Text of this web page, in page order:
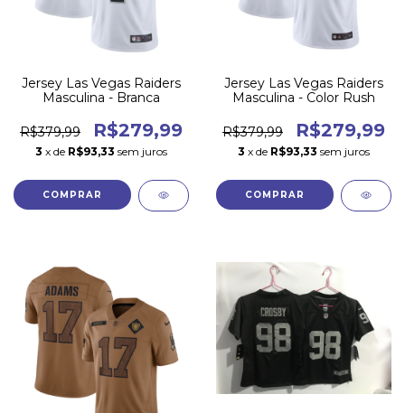
Jersey Las Vegas Raiders
Masculina - Branca
R$379,99 R$279,99
3 x de R$93,33 sem juros
COMPRAR
Jersey Las Vegas Raiders
Masculina - Color Rush
R$379,99 R$279,99
3 x de R$93,33 sem juros
COMPRAR